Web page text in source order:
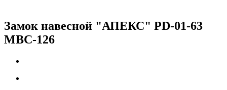
Замок навесной "АПЕКС" PD-01-63
МВС-126